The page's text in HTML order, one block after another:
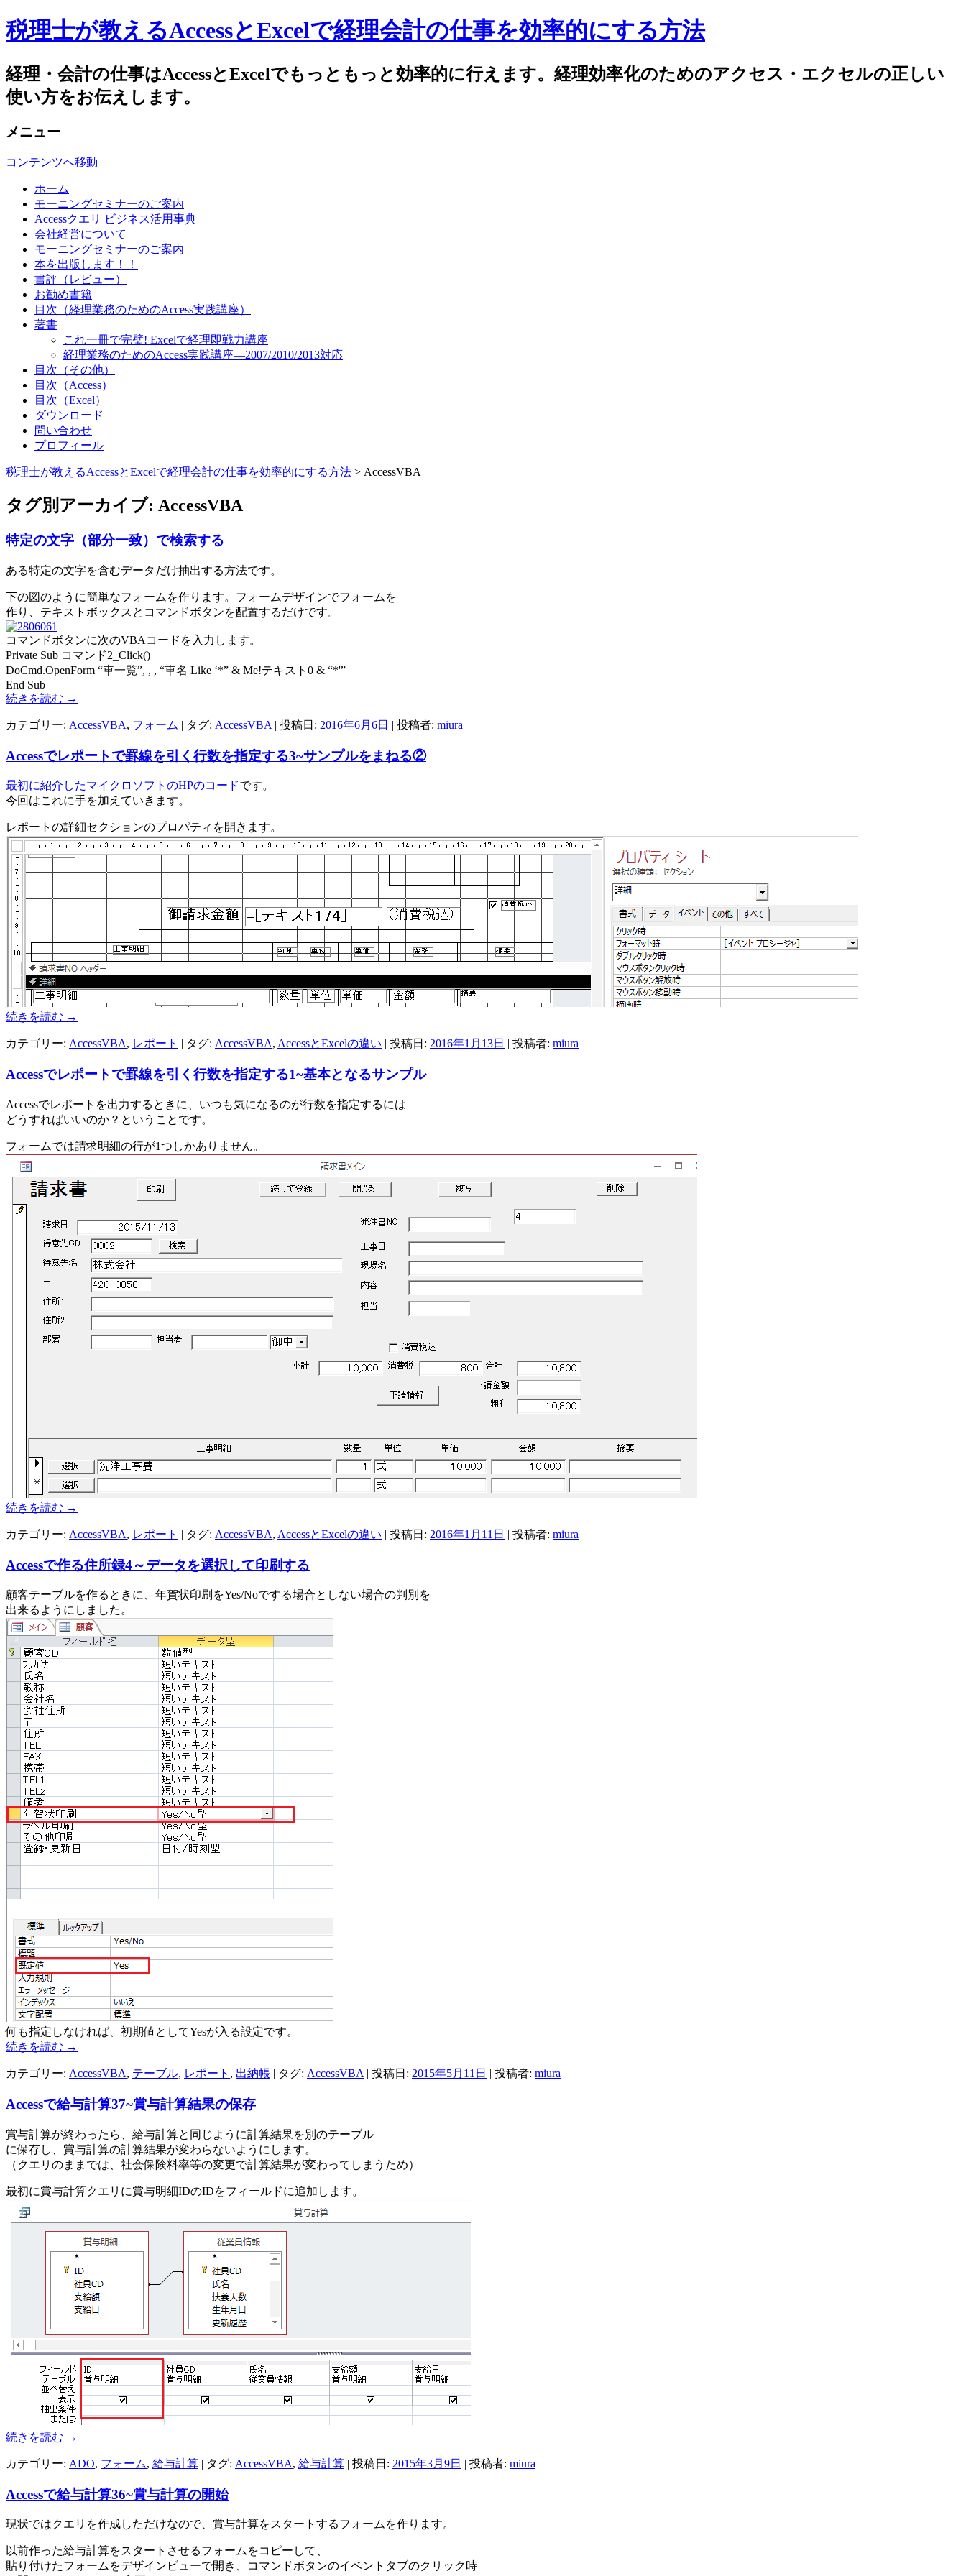
税理士が教えるAccessとExcelで経理会計の仕事を効率的にする方法
経理・会計の仕事はAccessとExcelでもっともっと効率的に行えます。経理効率化のためのアクセス・エクセルの正しい
使い方をお伝えします。
メニュー
コンテンツへ移動
ホーム
モーニングセミナーのご案内
Accessクエリ ビジネス活用事典
会社経営について
モーニングセミナーのご案内
本を出版します！！
書評（レビュー）
お勧め書籍
目次（経理業務のためのAccess実践講座）
著書
これ一冊で完璧! Excelで経理即戦力講座
経理業務のためのAccess実践講座―2007/2010/2013対応
目次（その他）
目次（Access）
目次（Excel）
ダウンロード
問い合わせ
プロフィール
税理士が教えるAccessとExcelで経理会計の仕事を効率的にする方法 > AccessVBA
タグ別アーカイブ: AccessVBA
特定の文字（部分一致）で検索する
ある特定の文字を含むデータだけ抽出する方法です。
下の図のように簡単なフォームを作ります。フォームデザインでフォームを
作り、テキストボックスとコマンドボタンを配置するだけです。
コマンドボタンに次のVBAコードを入力します。
Private Sub コマンド2_Click()
DoCmd.OpenForm “車一覧”, , , “車名 Like ‘*” & Me!テキスト0 & “*'”
End Sub
続きを読む →
カテゴリー: AccessVBA, フォーム | タグ: AccessVBA | 投稿日: 2016年6月6日 | 投稿者: miura
Accessでレポートで罫線を引く行数を指定する3~サンプルをまねる②
最初に紹介したマイクロソフトのHPのコードです。
今回はこれに手を加えていきます。
レポートの詳細セクションのプロパティを開きます。
続きを読む →
カテゴリー: AccessVBA, レポート | タグ: AccessVBA, AccessとExcelの違い | 投稿日: 2016年1月13日 投稿者: miura
Accessでレポートで罫線を引く行数を指定する1~基本となるサンプル
Accessでレポートを出力するときに、いつも気になるのが行数を指定するには
どうすればいいのか？ということです。
フォームでは請求明細の行が1つしかありません。
続きを読む →
カテゴリー: AccessVBA, レポート | タグ: AccessVBA, AccessとExcelの違い | 投稿日: 2016年1月11日 | 投稿者: miura
Accessで作る住所録4～データを選択して印刷する
顧客テーブルを作るときに、年賀状印刷をYes/Noでする場合としない場合の判別を
出来るようにしました。
何も指定しなければ、初期値としてYesが入る設定です。
続きを読む →
カテゴリー: AccessVBA, テーブル, レポート , 出納帳 | タグ: AccessVBA | 投稿日: 2015年5月11日 | 投稿者: miura
Accessで給与計算37~賞与計算結果の保存
賞与計算が終わったら、給与計算と同じように計算結果を別のテーブル
に保存し、賞与計算の計算結果が変わらないようにします。
（クエリのままでは、社会保険料率等の変更で計算結果が変わってしまうため）
最初に賞与計算クエリに賞与明細IDのIDをフィールドに追加します。
続きを読む →
カテゴリー: ADO, フォーム, 給与計算 | タグ: AccessVBA, 給与計算 | 投稿日: 2015年3月9日 | 投稿者: miura
Accessで給与計算36~賞与計算の開始
現状ではクエリを作成しただけなので、賞与計算をスタートするフォームを作ります。
以前作った給与計算をスタートさせるフォームをコピーして、
貼り付けたフォームをデザインビューで開き、コマンドボタンのイベントタブのクリック時